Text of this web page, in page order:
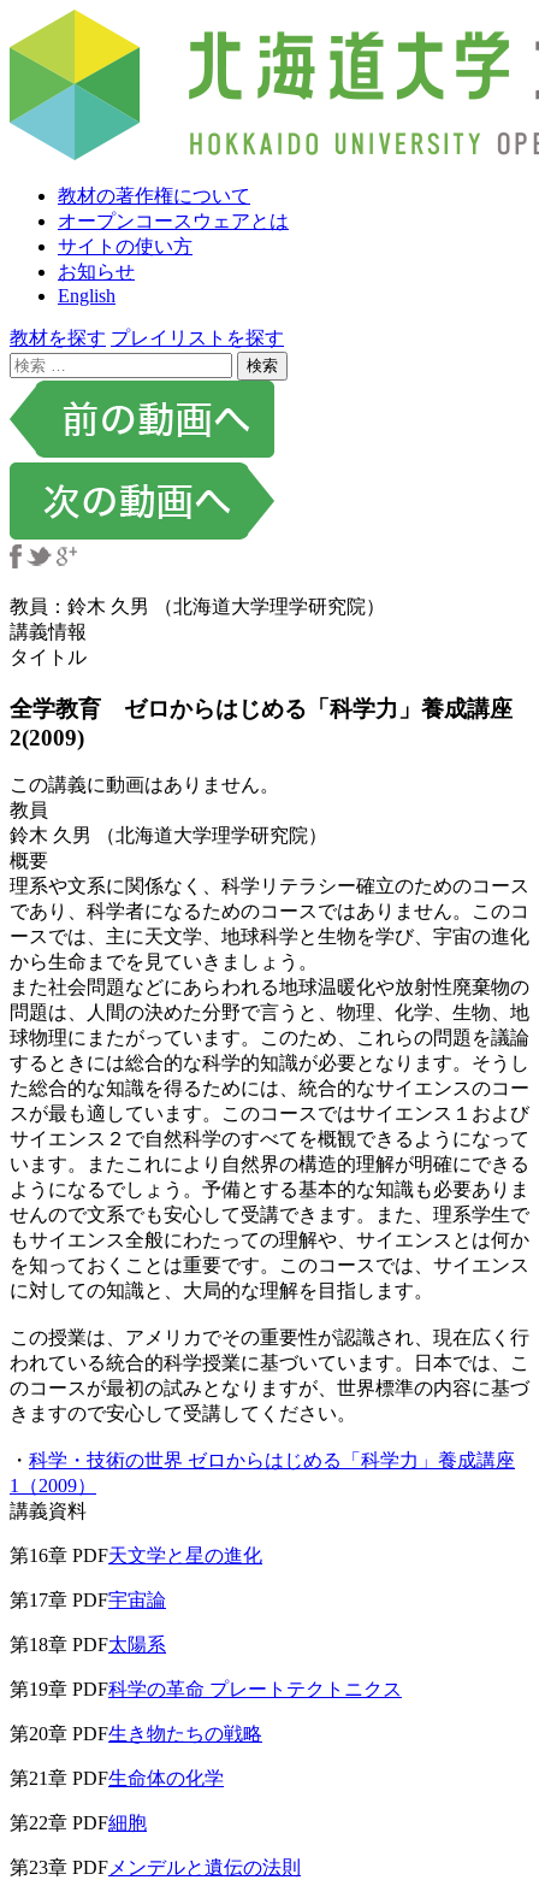
教材の著作権について
オープンコースウェアとは
サイトの使い方
お知らせ
English
教材を探す プレイリストを探す
検
索:
教員：鈴木 久男 （北海道大学理学研究院）
講義情報
タイトル
全学教育 ゼロからはじめる「科学力」養成講座
2(2009)
この講義に動画はありません。
教員
鈴木 久男 （北海道大学理学研究院）
概要
理系や文系に関係なく、科学リテラシー確立のためのコース
であり、科学者になるためのコースではありません。このコ
ースでは、主に天文学、地球科学と生物を学び、宇宙の進化
から生命までを見ていきましょう。
また社会問題などにあらわれる地球温暖化や放射性廃棄物の
問題は、人間の決めた分野で言うと、物理、化学、生物、地
球物理にまたがっています。このため、これらの問題を議論
するときには総合的な科学的知識が必要となります。そうし
た総合的な知識を得るためには、統合的なサイエンスのコー
スが最も適しています。このコースではサイエンス１および
サイエンス２で自然科学のすべてを概観できるようになって
います。またこれにより自然界の構造的理解が明確にできる
ようになるでしょう。予備とする基本的な知識も必要ありま
せんので文系でも安心して受講できます。また、理系学生で
もサイエンス全般にわたっての理解や、サイエンスとは何か
を知っておくことは重要です。このコースでは、サイエンス
に対しての知識と、大局的な理解を目指します。
この授業は、アメリカでその重要性が認識され、現在広く行
われている統合的科学授業に基づいています。日本では、こ
のコースが最初の試みとなりますが、世界標準の内容に基づ
きますので安心して受講してください。
・ 科学・技術の世界 ゼロからはじめる「科学力」養成講座
1（2009）
講義資料
第16章 PDF天文学と星の進化
第17章 PDF宇宙論
第18章 PDF太陽系
第19章 PDF科学の革命 プレートテクトニクス
第20章 PDF生き物たちの戦略
第21章 PDF生命体の化学
第22章 PDF細胞
第23章 PDFメンデルと遺伝の法則